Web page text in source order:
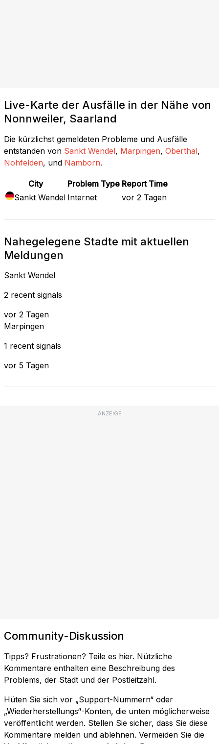
Live-Karte der Ausfälle in der Nähe von
Nonnweiler, Saarland
Die kürzlichst gemeldeten Probleme und Ausfälle
entstanden von Sankt Wendel, Marpingen, Oberthal,
Nohfelden, und Namborn.
City Problem Type Report Time
Sankt Wendel Internet vor 2 Tagen
Nahegelegene Stadte mit aktuellen
Meldungen
Sankt Wendel
2 recent signals
vor 2 Tagen
Marpingen
1 recent signals
vor 5 Tagen
ANZEIGE
Community-Diskussion
Tipps? Frustrationen? Teile es hier. Nützliche
Kommentare enthalten eine Beschreibung des
Problems, der Stadt und der Postleitzahl.
Hüten Sie sich vor „Support-Nummern“ oder
„Wiederherstellungs“-Konten, die unten möglicherweise
veröffentlicht werden. Stellen Sie sicher, dass Sie diese
Kommentare melden und ablehnen. Vermeiden Sie die